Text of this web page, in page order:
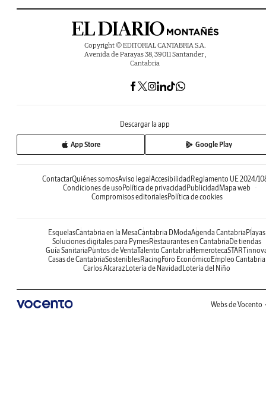
Copyright © EDITORIAL CANTABRIA S.A.
Avenida de Parayas 38, 39011 Santander ,
Cantabria
Descargar la app
App Store Google Play
ContactarQuiénes somosAviso legalAccesibilidadReglamento UE 2024/
Condiciones de usoPolítica de privacidadPublicidadMapa web
Compromisos editorialesPolítica de cookies
EsquelasCantabria en la MesaCantabria DModaAgenda CantabriaPlayas
Soluciones digitales para PymesRestaurantes en CantabriaDe tiendas
Guía SanitariaPuntos de VentaTalento CantabriaHemeroteca
Casas de CantabriaSosteniblesRacingForo EconómicoEmpleo Cantabria
Carlos AlcarazLotería de NavidadLotería del Niño
Webs de Vocento